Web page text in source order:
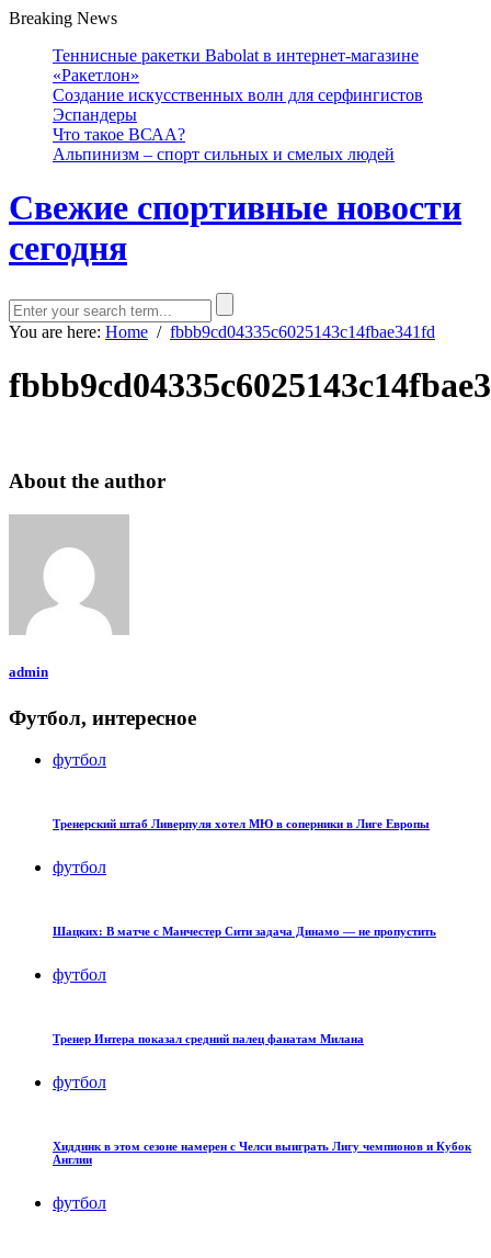
Breaking News
Теннисные ракетки Babolat в интернет-магазине
«Ракетлон»
Создание искусственных волн для серфингистов
Эспандеры
Что такое ВСАА?
Альпинизм – спорт сильных и смелых людей
Свежие спортивные новости
сегодня
You are here: Home / fbbb9cd04335c6025143c14fbae341fd
About the author
admin
Футбол, интересное
футбол
Тренерский штаб Ливерпуля хотел МЮ в соперники в Лиге Европы
футбол
Шацких: В матче с Манчестер Сити задача Динамо — не пропустить
футбол
Тренер Интера показал средний палец фанатам Милана
футбол
Хиддинк в этом сезоне намерен с Челси выиграть Лигу чемпионов и Кубок
Англии
футбол